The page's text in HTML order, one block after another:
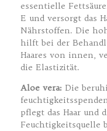
essentielle
E und versorgt das
Nährstoffen. Die
hilft bei der
Haares von innen,
die Elastizität.
Aloe vera: Die
pflegt das Haar und
Feuchtigkeitsquelle